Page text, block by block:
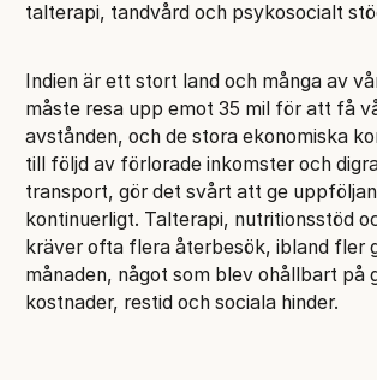
talterapi, tandvård och psykosocialt
Indien är ett stort land och många av
måste resa upp emot 35 mil för att få
avstånden, och de stora ekonomiska
till följd av förlorade inkomster och
transport, gör det svårt att ge
kontinuerligt. Talterapi, nutritionsstöd
kräver ofta flera återbesök, ibland fler
månaden, något som blev ohållbart på
kostnader, restid och sociala hinder.